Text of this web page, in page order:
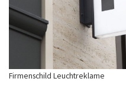
Firmenschild Leuchtreklame